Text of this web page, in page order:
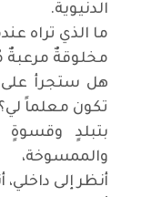
الدنيوية.
ما الذي تراه
مخلوقةٌ مرعبةٌ
هل ستجرأ على
تكون معلماً لي؟
بتبلدٍ وقسوةٍ
والممسوخة،
أنظر إلى